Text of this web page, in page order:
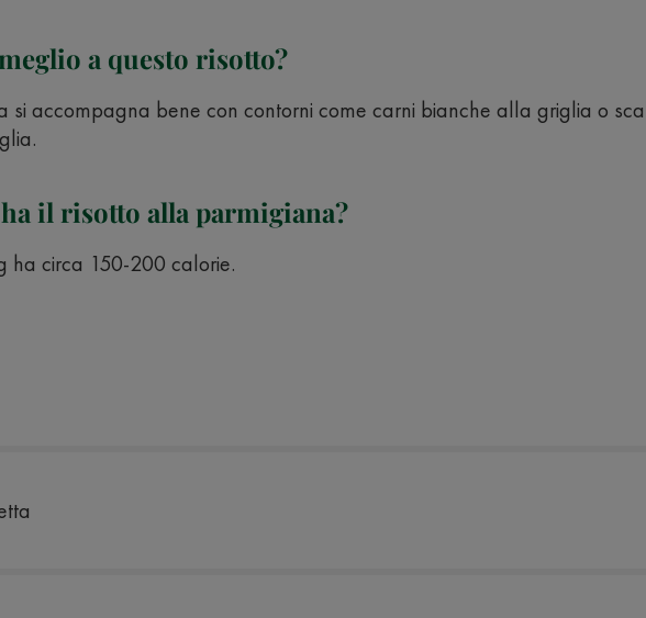
a questo risotto?
si accompagna bene con contorni come carni bianche alla griglia o
il risotto alla parmigiana?
ha circa 150-200 calorie.